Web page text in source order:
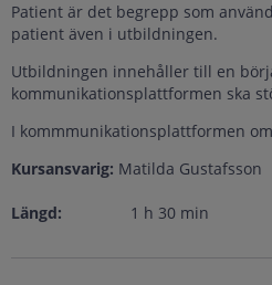
Patient är det begrepp som
patient även i utbildningen.
Utbildningen innehåller till en
kommunikationsplattformen ska
I kommmunikationsplattformen
Kursansvarig: Matilda Gustafsson
Längd: 1 h 30 min